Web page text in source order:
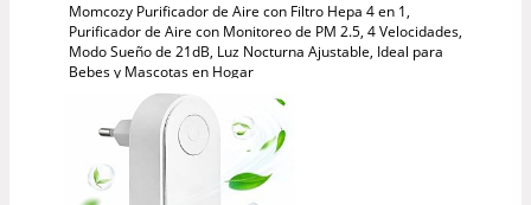
Momcozy Purificador de Aire con Filtro Hepa 4 en 1,
Purificador de Aire con Monitoreo de PM 2.5, 4 Velocidades,
Modo Sueño de 21dB, Luz Nocturna Ajustable, Ideal para
Bebes y Mascotas en Hogar